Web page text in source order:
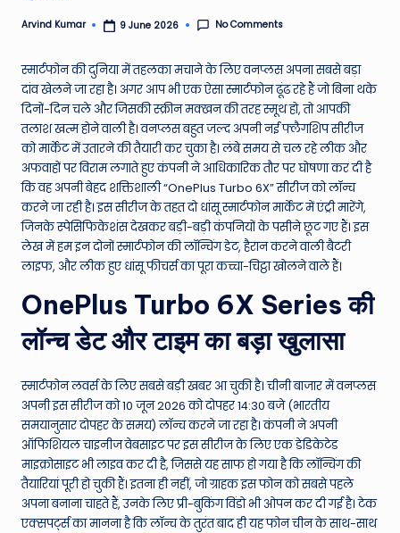
s
A
ro
u
n
d
T
h
e
W
rl
d
Posted
Arvind Kumar 9 June 2026 No Comments
स्मार्टफोन की दुनिया में तहलका मचाने के लिए वनप्लस अपना सबसे बड़ा
दांव खेलने जा रहा है। अगर आप भी एक ऐसा स्मार्टफोन ढूंढ रहे हैं जो बिना थके
दिनों-दिन चले और जिसकी स्क्रीन मक्खन की तरह स्मूथ हो, तो आपकी
तलाश खत्म होने वाली है। वनप्लस बहुत जल्द अपनी नई फ्लैगशिप सीरीज
को मार्केट में उतारने की तैयारी कर चुका है। लंबे समय से चल रहे लीक और
अफवाहों पर विराम लगाते हुए कंपनी ने आधिकारिक तौर पर घोषणा कर दी है
कि वह अपनी बेहद शक्तिशाली “OnePlus Turbo 6X” सीरीज को लॉन्च
करने जा रही है। इस सीरीज के तहत दो धांसू स्मार्टफोन मार्केट में एंट्री मारेंगे,
जिनके स्पेसिफिकेशंस देखकर बड़ी-बड़ी कंपनियों के पसीने छूट गए हैं। इस
लेख में हम इन दोनों स्मार्टफोन की लॉन्चिंग डेट, हैरान करने वाली बैटरी
लाइफ, और लीक हुए धांसू फीचर्स का पूरा कच्चा-चिट्ठा खोलने वाले हैं।
OnePlus Turbo 6X Series की
लॉन्च डेट और टाइम का बड़ा खुलासा
स्मार्टफोन लवर्स के लिए सबसे बड़ी खबर आ चुकी है। चीनी बाजार में वनप्लस
अपनी इस सीरीज को 10 जून 2026 को दोपहर 14:30 बजे (भारतीय
समयानुसार दोपहर के समय) लॉन्च करने जा रहा है। कंपनी ने अपनी
ऑफिशियल चाइनीज वेबसाइट पर इस सीरीज के लिए एक डेडिकेटेड
माइक्रोसाइट भी लाइव कर दी है, जिससे यह साफ हो गया है कि लॉन्चिंग की
तैयारियां पूरी हो चुकी हैं। इतना ही नहीं, जो ग्राहक इस फोन को सबसे पहले
अपना बनाना चाहते हैं, उनके लिए प्री-बुकिंग विंडो भी ओपन कर दी गई है। टेक
एक्सपर्ट्स का मानना है कि लॉन्च के तुरंत बाद ही यह फोन चीन के साथ-साथ